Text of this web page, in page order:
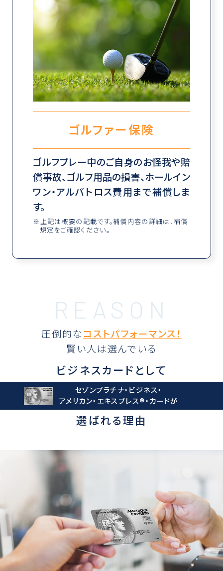
ゴルファー保険
ゴルフプレー中のご自身のお怪我や賠
償事故、ゴルフ用品の損害、ホールイン
ワン・アルバトロス費用まで補償しま
す。
上記は概要の記載です。補償内容の詳細は、補償
規定をご確認ください。
圧倒的なコストパフォーマンス！
賢い人は選んでいる
ビジネスカードとして
セゾンプラチナ・ビジネス・
アメリカン・エキスプレス®︎・カードが
選ばれる理由